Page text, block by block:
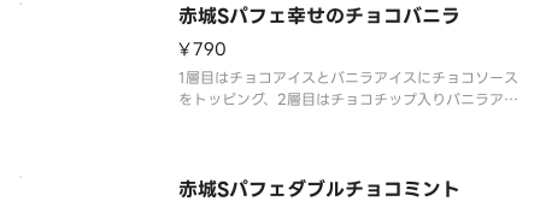
赤城Sパフェ幸せのチョコバニラ
¥790
1層目はチョコアイスとバニラアイスにチョコソース
をトッピング、2層目はチョコチップ入りバニラアイ
赤城Sパフェダブルチョコミント